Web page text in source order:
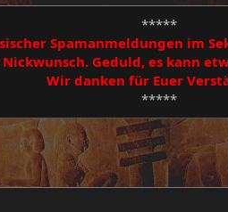
*****
Spamanmeldungen im
Geduld, es kann
Wir danken für Euer
*****